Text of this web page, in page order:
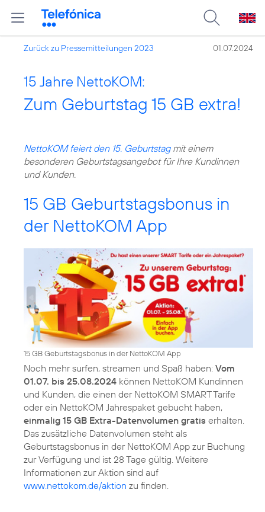
Zurück zu Pressemitteilungen 2023 01.07.2024
15 Jahre NettoKOM:
Zum Geburtstag 15 GB extra!
NettoKOM feiert den 15. Geburtstagmit einem
besonderen Geburtstagsangebot für Ihre Kundinnen
und Kunden.
15 GB Geburtstagsbonus in
der NettoKOM App
15 GB Geburtstagsbonus in der NettoKOM App
Noch mehr surfen, streamen und Spaß haben: Vom
01.07. bis 25.08.2024 können NettoKOM Kundinnen
und Kunden, die einen der NettoKOM SMART Tarife
oder ein NettoKOM Jahrespaket gebucht haben,
einmalig 15 GB Extra-Datenvolumen gratis erhalten.
Das zusätzliche Datenvolumen steht als
Geburtstagsbonus in der NettoKOM App zur Buchung
zur Verfügung und ist 28 Tage gültig. Weitere
Informationen zur Aktion sind auf
www.nettokom.de/aktion zu finden.